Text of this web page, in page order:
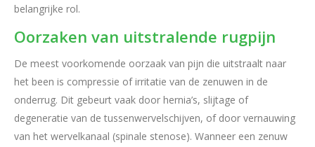
belangrijke rol.
Oorzaken van uitstralende rugpijn
De meest voorkomende oorzaak van pijn die uitstraalt naar
het been is compressie of irritatie van de zenuwen in de
onderrug. Dit gebeurt vaak door hernia’s, slijtage of
degeneratie van de tussenwervelschijven, of door vernauwing
van het wervelkanaal (spinale stenose). Wanneer een zenuw